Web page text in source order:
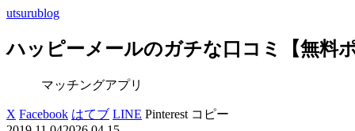
utsurublog
ハッピーメールのガチな口コミ【無料
マッチングアプリ
X Facebook はてブ LINE Pinterest コピー